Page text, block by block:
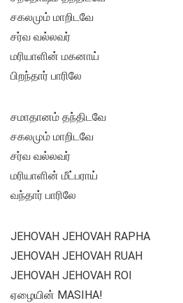
சகலமும் மாறிடவே
சர்வ வல்லவர்
மரியாளின் மகனாய்
பிறந்தார் பாரிலே
சமாதானம் தந்திடவே
சகலமும் மாறிடவே
சர்வ வல்லவர்
மரியாளின் மீட்பராய்
வந்தார் பாரிலே
JEHOVAH JEHOVAH RAPHA
JEHOVAH JEHOVAH RUAH
JEHOVAH JEHOVAH ROI
ஏழையின் MASIHA!